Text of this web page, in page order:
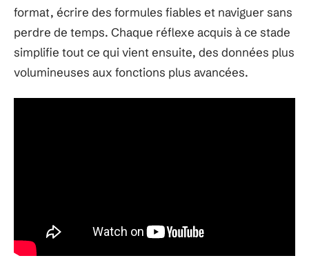
format, écrire des formules fiables et naviguer sans
perdre de temps. Chaque réflexe acquis à ce stade
simplifie tout ce qui vient ensuite, des données plus
volumineuses aux fonctions plus avancées.